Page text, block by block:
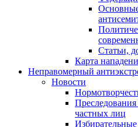
Статьи,
Карта
Неправомерный
Новости
частных лиц